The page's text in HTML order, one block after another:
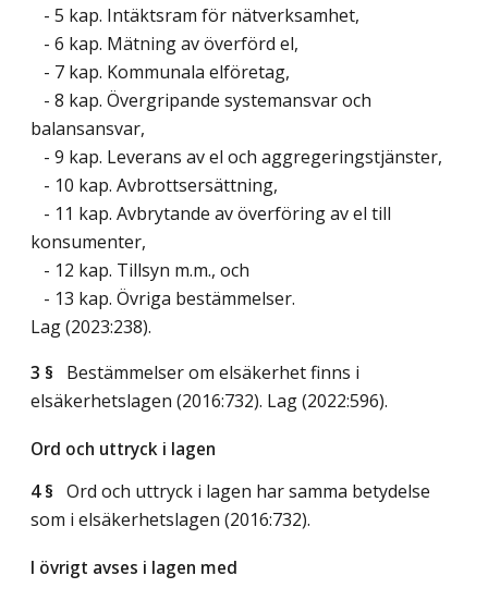
- 5 kap. Intäktsram för nätverksamhet,
- 6 kap. Mätning av överförd el,
- 7 kap. Kommunala elföretag,
- 8 kap. Övergripande systemansvar och
balansansvar,
- 9 kap. Leverans av el och aggregeringstjänster,
- 10 kap. Avbrottsersättning,
- 11 kap. Avbrytande av överföring av el till
konsumenter,
- 12 kap. Tillsyn m.m., och
- 13 kap. Övriga bestämmelser.
Lag (2023:238).
3 § Bestämmelser om elsäkerhet finns i
elsäkerhetslagen (2016:732). Lag (2022:596).
Ord och uttryck i lagen
4 § Ord och uttryck i lagen har samma betydelse
som i elsäkerhetslagen (2016:732).
I övrigt avses i lagen med